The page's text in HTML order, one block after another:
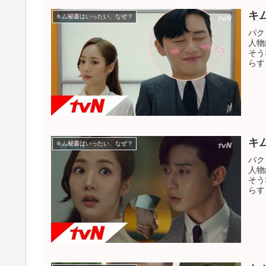
キム秘書はいったい、なぜ？
パ
人
そ
ら
キム秘書はいったい、なぜ？ キ
パ
人
そ
ら